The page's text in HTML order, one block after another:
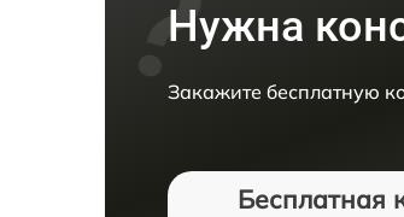
Нужна
Закажите бесплатную
Бесплатная